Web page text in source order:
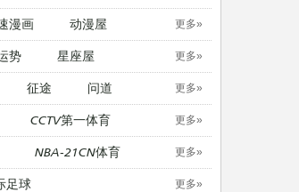
漫画 动漫屋 更多»
势 星座屋 更多»
征途 问道 更多»
CCTV第一体育 更多»
NBA-21CN体育 更多»
足球 更多»